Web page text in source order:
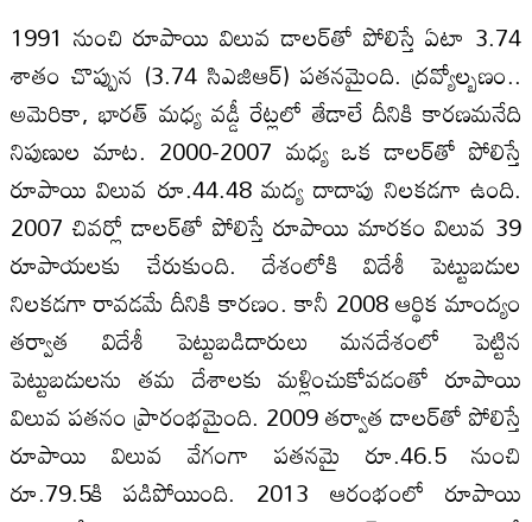
1991 నుంచి రూపాయి విలువ డాలర్‌తో పోలిస్తే ఏటా 3.74
శాతం చొప్పున (3.74 సిఎజిఆర్‌) పతనమైంది. ద్రవ్యోల్బణం..
అమెరికా, భారత్‌ మధ్య వడ్డీ రేట్లలో తేడాలే దీనికి కారణమనేది
నిపుణుల మాట. 2000-2007 మధ్య ఒక డాలర్‌తో పోలిస్తే
రూపాయి విలువ రూ.44.48 మద్య దాదాపు నిలకడగా ఉంది.
2007 చివర్లో డాలర్‌తో పోలిస్తే రూపాయి మారకం విలువ 39
రూపాయలకు చేరుకుంది. దేశంలోకి విదేశీ పెట్టుబడుల
నిలకడగా రావడమే దీనికి కారణం. కానీ 2008 ఆర్థిక మాంద్యం
తర్వాత విదేశీ పెట్టుబడిదారులు మనదేశంలో పెట్టిన
పెట్టుబడులను తమ దేశాలకు మళ్లించుకోవడంతో రూపాయి
విలువ పతనం ప్రారంభమైంది. 2009 తర్వాత డాలర్‌తో పోలిస్తే
రూపాయి విలువ వేగంగా పతనమై రూ.46.5 నుంచి
రూ.79.5కి పడిపోయింది. 2013 ఆరంభంలో రూపాయి